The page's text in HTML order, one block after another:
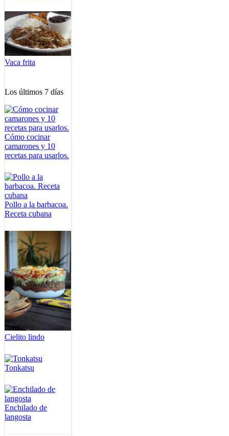
Vaca frita
Los últimos 7 días
Cómo cocinar
camarones y 10
recetas para usarlos.
Pollo a la barbacoa.
Receta cubana
Cielito lindo
Tonkatsu
Enchilado de
langosta